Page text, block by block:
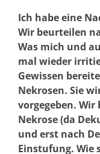
Ich habe eine
Wir beurteilen
Was mich und
mal wieder
Gewissen
Nekrosen. Sie
vorgegeben. Wir
Nekrose (da
und erst nach
Einstufung. Wie